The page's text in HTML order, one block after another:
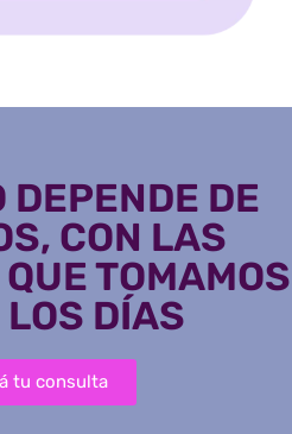
DEPENDE DE
CON LAS
TOMAMOS
DÍAS
tu consulta